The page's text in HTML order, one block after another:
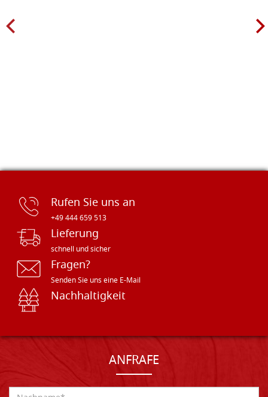
Rufen Sie uns an
+49 444 659 513
Lieferung
schnell und sicher
Fragen?
Senden Sie uns eine E-Mail
Nachhaltigkeit
ANFRAFE